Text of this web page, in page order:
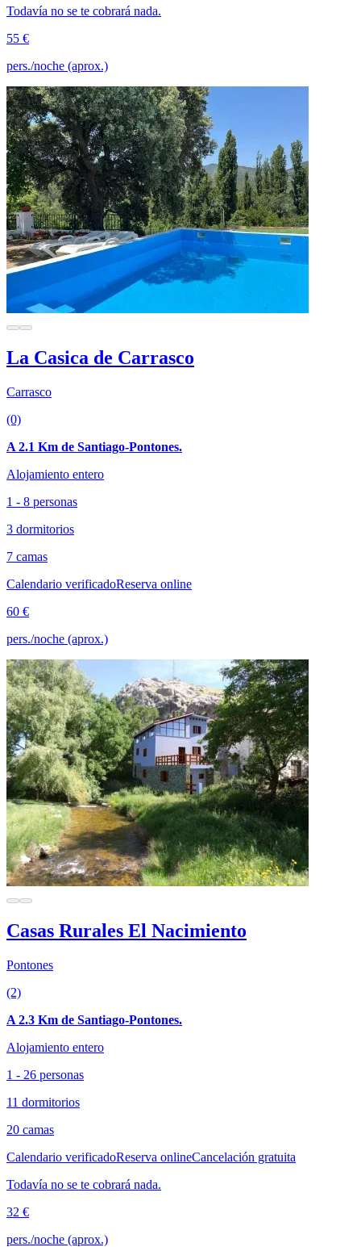
Todavía no se te cobrará nada.
55 €
pers./noche (aprox.)
La Casica de Carrasco
Carrasco
(0)
A 2.1 Km de Santiago-Pontones.
Alojamiento entero
1 - 8 personas
3 dormitorios
7 camas
Calendario verificadoReserva online
60 €
pers./noche (aprox.)
Casas Rurales El Nacimiento
Pontones
(2)
A 2.3 Km de Santiago-Pontones.
Alojamiento entero
1 - 26 personas
11 dormitorios
20 camas
Calendario verificadoReserva onlineCancelación gratuita
Todavía no se te cobrará nada.
32 €
pers./noche (aprox.)